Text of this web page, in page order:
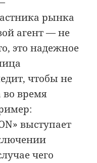
рынка
агент — не
это надежное
чтобы не
время
выступает
чего